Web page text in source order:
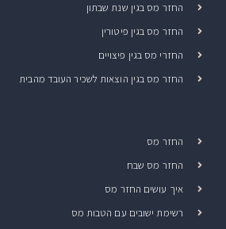
החזר מס בגין שנת שבתון
החזר מס בגין פיטורין
החזרי מס בגין פיצויים
החזר מס בגין הוצאות לשכיר העובד מהבית
החזר מס
החזר מס שבח
איך עושים החזר מס
רשימת ישובים עם הטבות מס